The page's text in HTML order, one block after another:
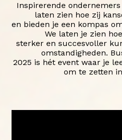
Inspirerende
laten zien hoe zij
en bieden je een kompas
We laten je zien
sterker en succesvoller
omstandigheden.
2025 is hét event waar je
om te zetten